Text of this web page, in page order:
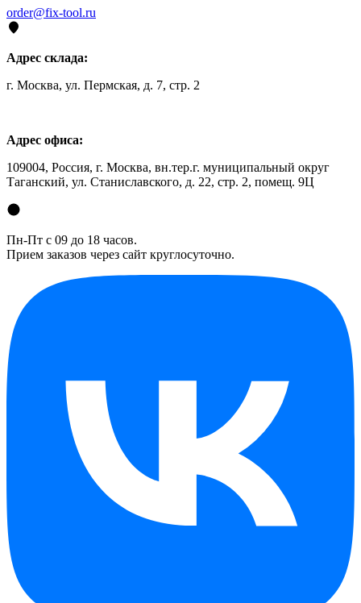
order@fix-tool.ru
Адрес склада:
г. Москва, ул. Пермская, д. 7, стр. 2
Адрес офиса:
109004, Россия, г. Москва, вн.тер.г. муниципальный округ
Таганский, ул. Станиславского, д. 22, стр. 2, помещ. 9Ц
Пн-Пт с 09 до 18 часов.
Прием заказов через сайт круглосуточно.